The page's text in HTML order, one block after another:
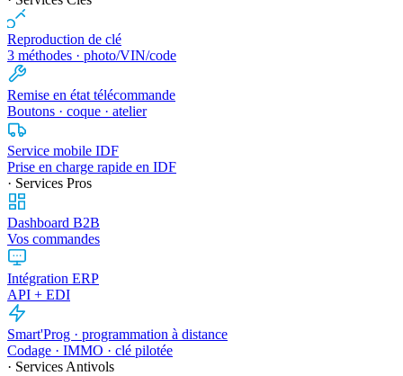
Reproduction de clé
3 méthodes · photo/VIN/code
Remise en état télécommande
Boutons · coque · atelier
Service mobile IDF
Prise en charge rapide en IDF
· Services Pros
Dashboard B2B
Vos commandes
Intégration ERP
API + EDI
Smart'Prog · programmation à distance
Codage · IMMO · clé pilotée
· Services Antivols